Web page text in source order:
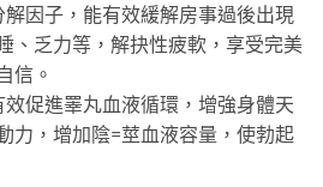
因子，能有效緩解房事過後出現
、乏力等，解抉性疲軟，享受完美
信。
促進睪丸血液循環，增強身體天
力，增加陰=莖血液容量，使勃起